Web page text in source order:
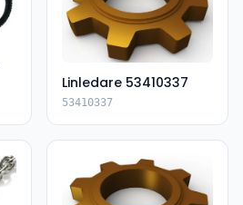
Linledare 53410337
53410337